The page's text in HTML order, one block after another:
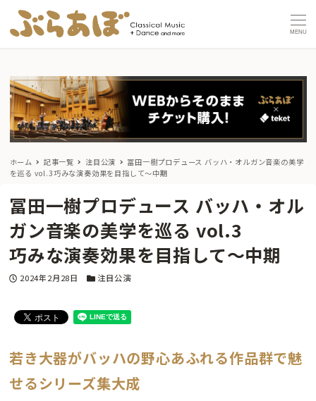
MENU
ホーム 記事一覧 注目公演
冨田一樹プロデュース バッハ・オルガン音楽の美学
を巡る vol.3巧みな演奏効果を目指して～中期
冨田一樹プロデュース バッハ・オル
ガン音楽の美学を巡る vol.3
巧みな演奏効果を目指して～中期
投稿日
2024年2月28日 カテゴリー
注目公演
若き大器がバッハの野心あふれる作品群で魅
せるシリーズ集大成